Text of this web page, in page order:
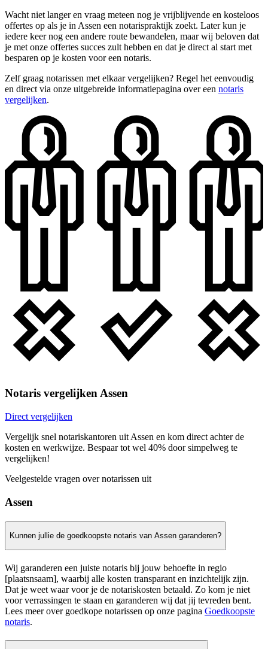
Wacht niet langer en vraag meteen nog je vrijblijvende en kosteloos
offertes op als je in Assen een notarispraktijk zoekt. Later kun je
iedere keer nog een andere route bewandelen, maar wij beloven dat
je met onze offertes succes zult hebben en dat je direct al start met
besparen op je kosten voor een notaris.
Zelf graag notarissen met elkaar vergelijken? Regel het eenvoudig
en direct via onze uitgebreide informatiepagina over een notaris
vergelijken.
Notaris vergelijken Assen
Direct vergelijken
Vergelijk snel notariskantoren uit Assen en kom direct achter de
kosten en werkwijze. Bespaar tot wel 40% door simpelweg te
vergelijken!
Veelgestelde vragen over notarissen uit
Assen
Kunnen jullie de goedkoopste notaris van Assen garanderen?
Wij garanderen een juiste notaris bij jouw behoefte in regio
[plaatsnsaam], waarbij alle kosten transparant en inzichtelijk zijn.
Dat je weet waar voor je de notariskosten betaald. Zo kom je niet
voor verrassingen te staan en garanderen wij dat jij tevreden bent.
Lees meer over goedkope notarissen op onze pagina Goedkoopste
notaris.